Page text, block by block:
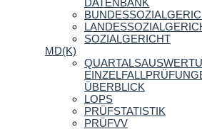
DATENBANK
SOZIALGERICHT
MD(K)
ÜBERBLICK
LOPS
PRÜFSTATISTIK
PRÜFVV